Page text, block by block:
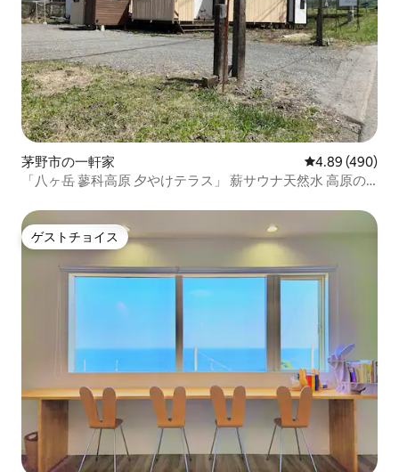
茅野市の一軒家 レビュー490
4.89 (490)
「八ヶ岳 蓼科高原 夕やけテラス」 薪サウナ天然水 高原の
ゲストチョイス
ゲストチョイス